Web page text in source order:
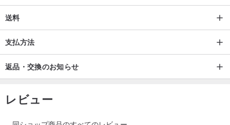
送料
支払方法
返品・交換のお知らせ
レビュー